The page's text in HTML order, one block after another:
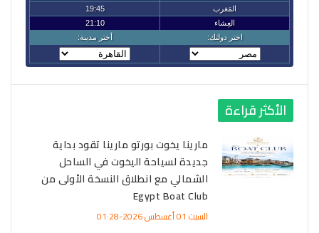
الأكثر قراءة
مارينا يخوت بورتو مارينا تقود بداية
جديدة لسياحة اليخوت في الساحل
الشمالي مع انطلاق النسخة الأولى من
Egypt Boat Club
السبت 01 أغسطس 2026-01:28